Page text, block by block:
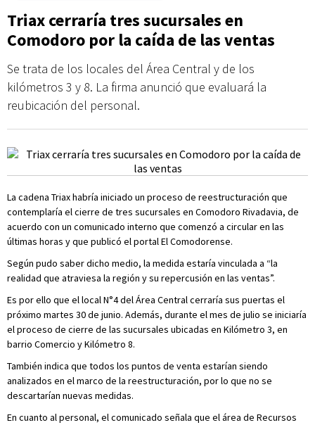
Triax cerraría tres sucursales en
Comodoro por la caída de las ventas
Se trata de los locales del Área Central y de los
kilómetros 3 y 8. La firma anunció que evaluará la
reubicación del personal.
La cadena Triax habría iniciado un proceso de reestructuración que
contemplaría el cierre de tres sucursales en Comodoro Rivadavia, de
acuerdo con un comunicado interno que comenzó a circular en las
últimas horas y que publicó el portal El Comodorense.
Según pudo saber dicho medio, la medida estaría vinculada a “la
realidad que atraviesa la región y su repercusión en las ventas”.
Es por ello que el local N°4 del Área Central cerraría sus puertas el
próximo martes 30 de junio. Además, durante el mes de julio se iniciaría
el proceso de cierre de las sucursales ubicadas en Kilómetro 3, en
barrio Comercio y Kilómetro 8.
También indica que todos los puntos de venta estarían siendo
analizados en el marco de la reestructuración, por lo que no se
descartarían nuevas medidas.
En cuanto al personal, el comunicado señala que el área de Recursos